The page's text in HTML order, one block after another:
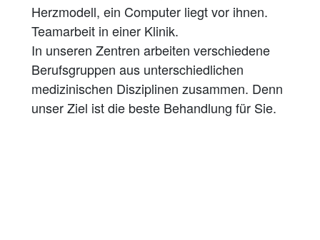
In unseren Zentren arbeiten verschiedene
Berufsgruppen aus unterschiedlichen
medizinischen Disziplinen zusammen. Denn
unser Ziel ist die beste Behandlung für Sie.